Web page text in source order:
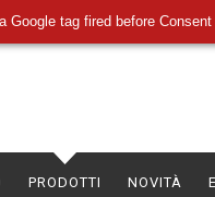
tag fired before
PRODOTTI NOVITÀ